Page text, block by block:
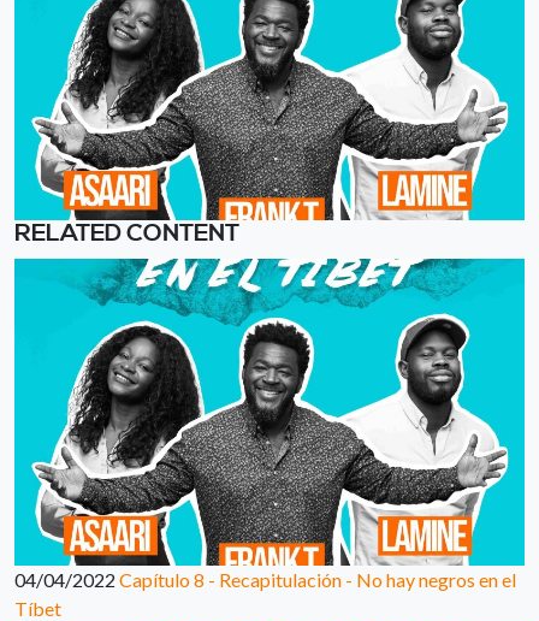
RELATED CONTENT
04/04/2022 Capítulo 8 - Recapitulación - No hay negros en el
Tíbet